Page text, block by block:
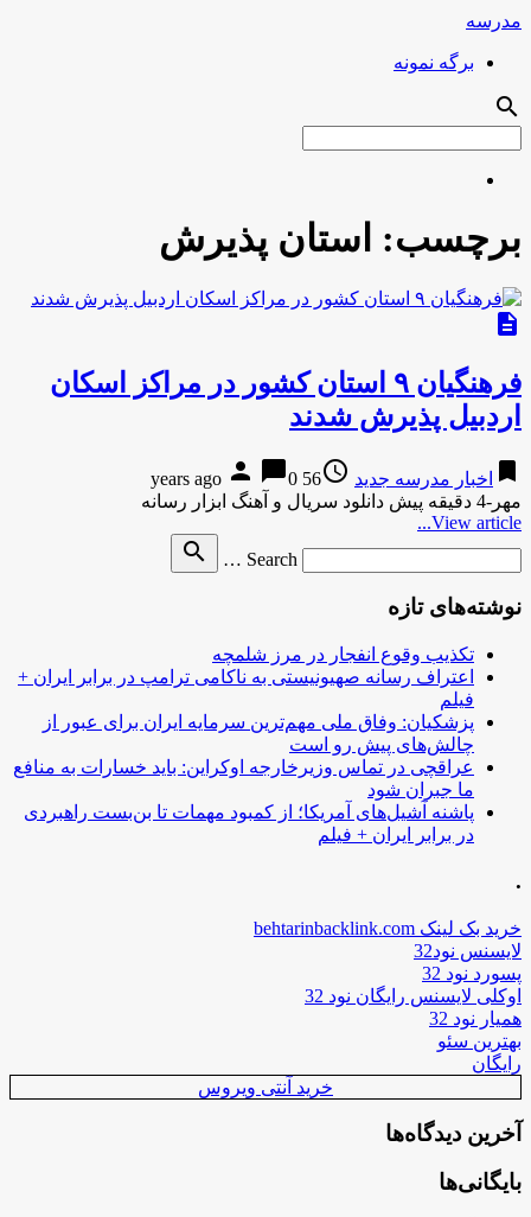
مدرسه
برگه نمونه
search
برچسب: استان پذیرش
description
فرهنگیان ۹ استان کشور در مراکز اسکان
اردبیل پذیرش شدند
bookmark اخبار مدرسه جدید access_time
56 years ago
person chat_bubble0
مهر-4 دقیقه پیش دانلود سریال و آهنگ ابزار رسانه
View article...
Search …
search
نوشته‌های تازه
تکذیب وقوع انفجار در مرز شلمچه
اعتراف رسانه صهیونیستی به ناکامی ترامپ در برابر ایران +
فیلم
پزشکیان: وفاق ملی مهم‌ترین سرمایه ایران برای عبور از
چالش‌های پیش رو است
عراقچی در تماس وزیرخارجه اوکراین: باید خسارات به منافع
ما جبران شود
پاشنه آشیل‌های آمریکا؛ از کمبود مهمات تا بن‌بست راهبردی
در برابر ایران + فیلم
.
خرید بک لینک behtarinbacklink.com
لایسنس نود32
پسورد نود 32
اوکلی لایسنس رایگان نود 32
همیار نود 32
بهترین سئو
رایگان
خرید آنتی ویروس
آخرین دیدگاه‌ها
بایگانی‌ها